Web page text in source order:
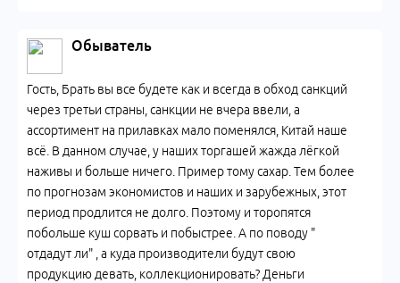
Обыватель
Гость, Брать вы все будете как и всегда в обход санкций
через третьи страны, санкции не вчера ввели, а
ассортимент на прилавках мало поменялся, Китай наше
всё. В данном случае, у наших торгашей жажда лёгкой
наживы и больше ничего. Пример тому сахар. Тем более
по прогнозам экономистов и наших и зарубежных, этот
период продлится не долго. Поэтому и торопятся
побольше куш сорвать и побыстрее. А по поводу "
отдадут ли" , а куда производители будут свою
продукцию девать, коллекционировать? Деньги